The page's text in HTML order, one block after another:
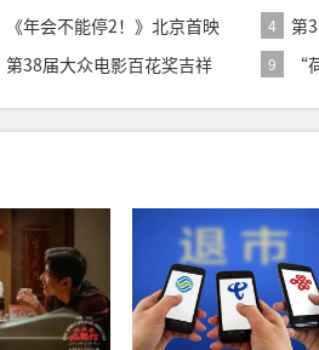
《年会不能停2！》北京首映
礼张若昀白客现
4
第
第38届大众电影百花奖吉祥
9
“